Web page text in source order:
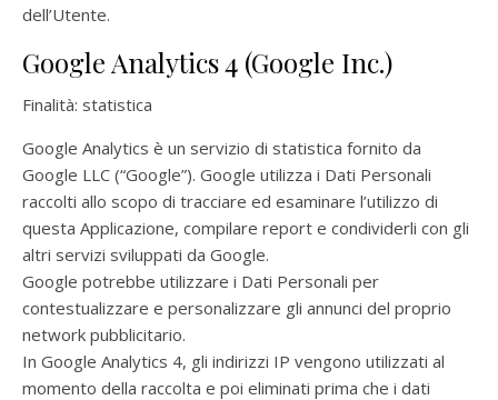
dell’Utente.
Google Analytics 4 (Google Inc.)
Finalità: statistica
Google Analytics è un servizio di statistica fornito da
Google LLC (“Google”). Google utilizza i Dati Personali
raccolti allo scopo di tracciare ed esaminare l’utilizzo di
questa Applicazione, compilare report e condividerli con gli
altri servizi sviluppati da Google.
Google potrebbe utilizzare i Dati Personali per
contestualizzare e personalizzare gli annunci del proprio
network pubblicitario.
In Google Analytics 4, gli indirizzi IP vengono utilizzati al
momento della raccolta e poi eliminati prima che i dati